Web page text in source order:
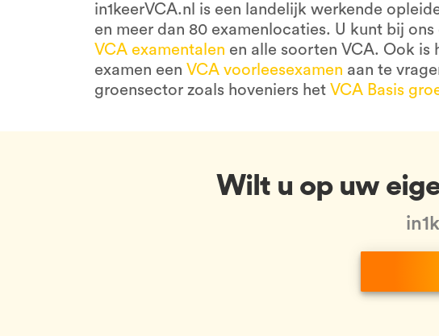
in1keerVCA.nl is een landelijk werkende
en meer dan 80 examenlocaties. U kunt bij
VCA examentalen en alle soorten VCA. Ook is
examen een VCA voorleesexamen aan te
groensector zoals hoveniers het VCA Basis
Wilt u op uw